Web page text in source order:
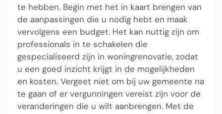
te hebben. Begin met het in kaart brengen van
de aanpassingen die u nodig hebt en maak
vervolgens een budget. Het kan nuttig zijn om
professionals in te schakelen die
gespecialiseerd zijn in woningrenovatie, zodat
u een goed inzicht krijgt in de mogelijkheden
en kosten. Vergeet niet om bij uw gemeente na
te gaan of er vergunningen vereist zijn voor de
veranderingen die u wilt aanbrengen. Met de